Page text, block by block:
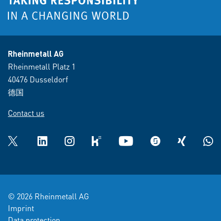
Rheinmetall AG
Rheinmetall Platz 1
40476 Dusseldorf
德国
Contact us
Twitter LinkedInInstagramkununu YouTube glassdoorXING
© 2026 Rheinmetall AG
Imprint